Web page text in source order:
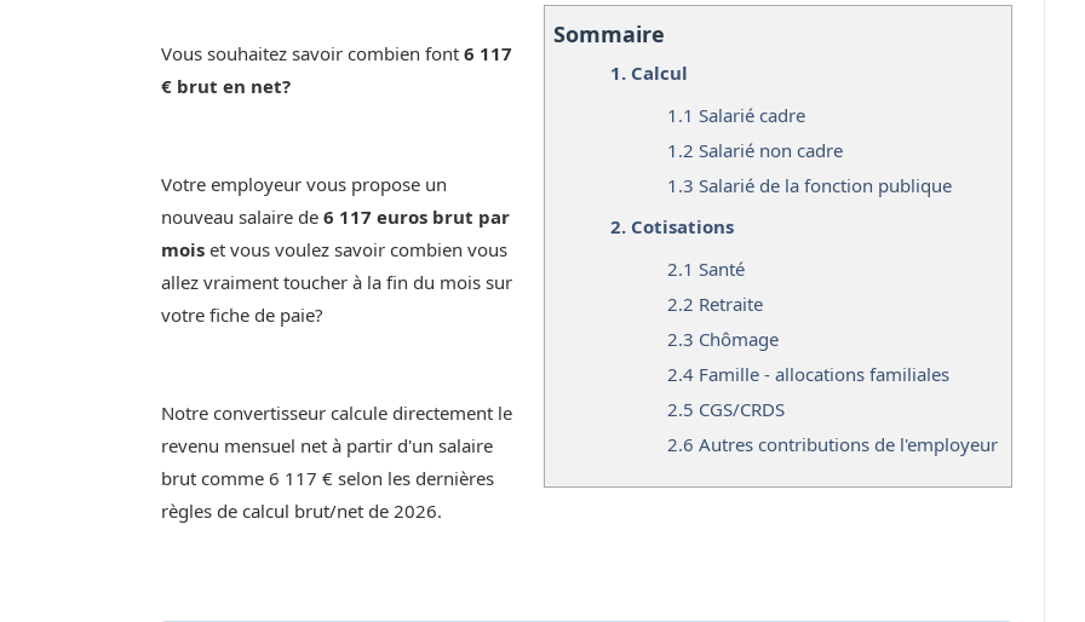
Sommaire
1. Calcul
1.1 Salarié cadre
1.2 Salarié non cadre
1.3 Salarié de la fonction publique
2. Cotisations
2.1 Santé
2.2 Retraite
2.3 Chômage
2.4 Famille - allocations familiales
2.5 CGS/CRDS
2.6 Autres contributions de l'employeur
Vous souhaitez savoir combien font 6 117
€ brut en net?
Votre employeur vous propose un
nouveau salaire de 6 117 euros brut par
mois et vous voulez savoir combien vous
allez vraiment toucher à la fin du mois sur
votre fiche de paie?
Notre convertisseur calcule directement le
revenu mensuel net à partir d'un salaire
brut comme 6 117 € selon les dernières
règles de calcul brut/net de 2026.